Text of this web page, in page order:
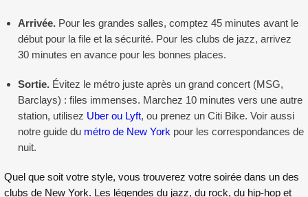
Arrivée. Pour les grandes salles, comptez 45 minutes avant le
début pour la file et la sécurité. Pour les clubs de jazz, arrivez
30 minutes en avance pour les bonnes places.
Sortie. Évitez le métro juste après un grand concert (MSG,
Barclays) : files immenses. Marchez 10 minutes vers une autre
station, utilisez Uber ou Lyft, ou prenez un Citi Bike. Voir aussi
notre guide du métro de New York pour les correspondances de
nuit.
Quel que soit votre style, vous trouverez votre soirée dans un des
clubs de New York. Les légendes du jazz, du rock, du hip-hop et